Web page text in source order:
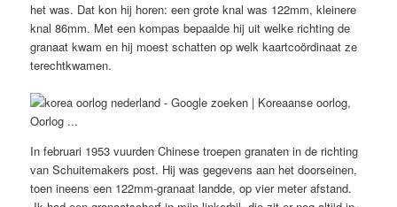
het was. Dat kon hij horen: een grote knal was 122mm, kleinere
knal 86mm. Met een kompas bepaalde hij uit welke richting de
granaat kwam en hij moest schatten op welk kaartcoördinaat ze
terechtkwamen.
In februari 1953 vuurden Chinese troepen granaten in de richting
van Schuitemakers post. Hij was gegevens aan het doorseinen,
toen ineens een 122mm-granaat landde, op vier meter afstand.